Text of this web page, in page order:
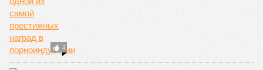
США, а также некоторые районы Карибского бассейна и
Средиземноморья. То есть в зоне риска уже не только
Поднебесная с Индией – не так ли?
«Бронзу» получают извержения супервулканов – «Наша
Версия» ужеписалао том, что может случиться, если